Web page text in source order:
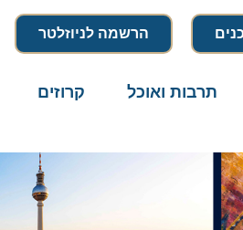
הרשמה לניוזלטר
תרבות ואוכל קרוזים